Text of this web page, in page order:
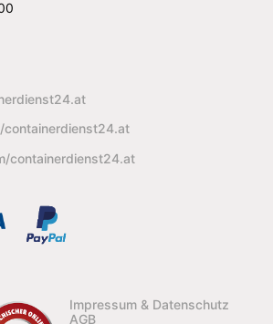
containerdienst24.at
containerdienst24.at
Impressum & Datenschutz
AGB